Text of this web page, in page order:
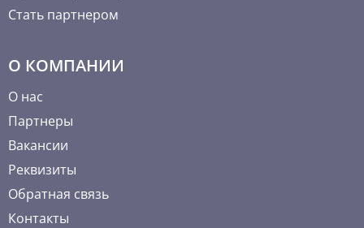
Стать партнером
О КОМПАНИИ
О нас
Партнеры
Вакансии
Реквизиты
Обратная связь
Контакты